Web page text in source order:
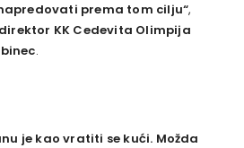
prema tom cilju“,
direktor KK Cedevita Olimpija
.
je kao vratiti se kući. Možda